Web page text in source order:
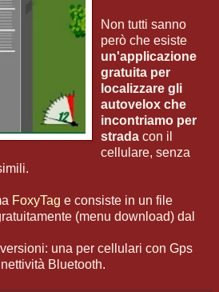
Non tutti sanno
però che esiste
un'applicazione
gratuita per
localizzare gli
autovelox che
incontriamo per
strada con il
cellulare, senza
FoxyTag e consiste in un file
(menu download) dal
una per cellulari con Gps
Bluetooth.